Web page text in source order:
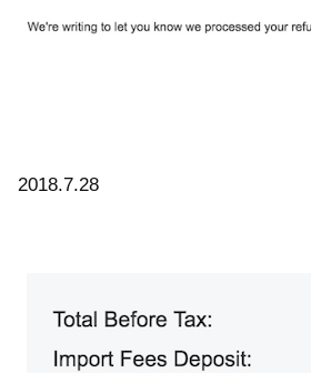
2018.7.28